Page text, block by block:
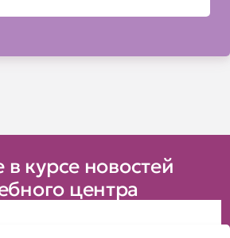
в курсе новостей
центра